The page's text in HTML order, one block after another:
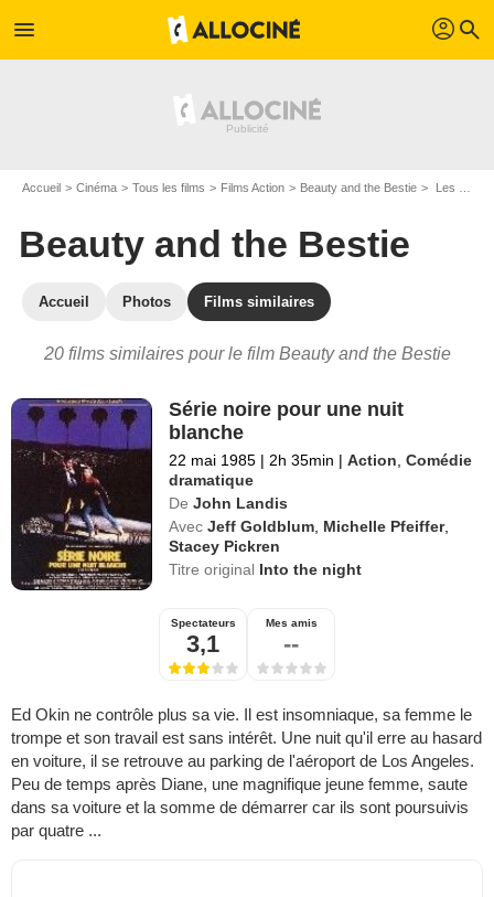
menu profil search
Accueil Cinéma Tous les films Films Action Beauty and the Bestie Les films similaires à "Beauty and the Bestie"
Beauty and the Bestie
Accueil Photos Films similaires
20 films similaires pour le film Beauty and the Bestie
Série noire pour une nuit
blanche
22 mai 1985 | 2h 35min | Action ,Comédie
dramatique
De John Landis
Avec Jeff Goldblum Michelle Pfeiffer,
Stacey Pickren
Titre original Into the night
Spectateurs
3,1
Mes amis
--
Ed Okin ne contrôle plus sa vie. Il est insomniaque, sa femme le
trompe et son travail est sans intérêt. Une nuit qu'il erre au hasard
en voiture, il se retrouve au parking de l'aéroport de Los Angeles.
Peu de temps après Diane, une magnifique jeune femme, saute
dans sa voiture et la somme de démarrer car ils sont poursuivis
par quatre ...